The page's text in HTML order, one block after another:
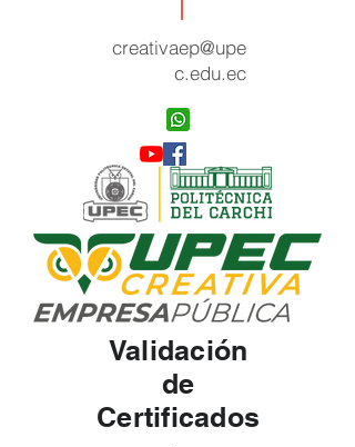
creativaep@upe
c.edu.ec
Validación
de
Certificados